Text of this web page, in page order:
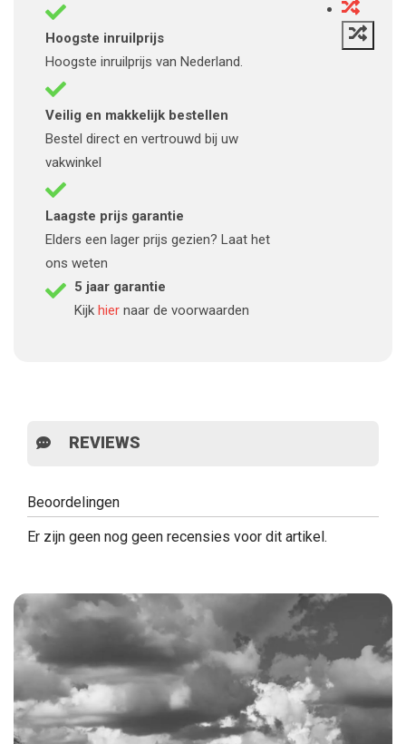
Hoogste inruilprijs
Hoogste inruilprijs van Nederland.
Veilig en makkelijk bestellen
Bestel direct en vertrouwd bij uw
vakwinkel
Laagste prijs garantie
Elders een lager prijs gezien? Laat het
ons weten
5 jaar garantie
Kijk hiernaar de voorwaarden
REVIEWS
Beoordelingen
Er zijn geen nog geen recensies voor dit artikel.